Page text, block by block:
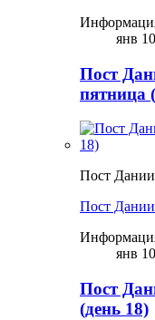
янв
Пост
пятница
Пост
Пост
янв
Пост
(день 18)